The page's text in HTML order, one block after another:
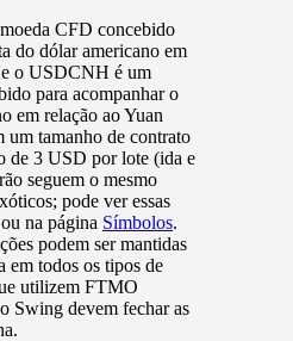
CFD concebido
do dólar americano em
e o USDCNH é um
para acompanhar o
em relação ao Yuan
um tamanho de contrato
de 3 USD por lote (ida e
seguem o mesmo
pode ver essas
na página Símbolos.
podem ser mantidas
em todos os tipos de
utilizem FTMO
Swing devem fechar as